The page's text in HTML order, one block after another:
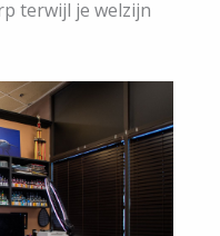
terwijl je welzijn